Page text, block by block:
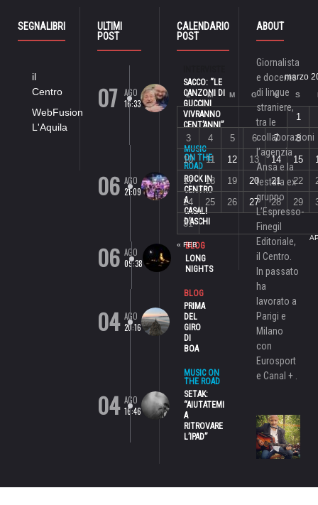
SEGNALIBRI
il
Centro
WebFusion
L'Aquila
ULTIMI
POST
07
AGO
16:33
SACCO: “LE
CANZONI DI
GUCCINI
VIVRANNO
CENT’ANNI”
06 AGO
21:09
MUSIC
ON THE
ROAD
ROCK IN
CENTRO
A
CASALI
D’ASCHI
06 AGO
09:38
BLOG
LONG
NIGHTS
04 AGO
20:16
BLOG
PRIMA
DEL
GIRO
DI
BOA
04 AGO
16:46
MUSIC ON
THE ROAD
SETAK:
“AIUTATEMI
A
RITROVARE
L’IPAD”
CALENDARIO
POST
marzo
L M M G V S
« FEB
1
3
4 5 6 7 8
10
11 12 13 14 15
17
18 19 20 21 22
24
25 26 27 28 29
31
ABOUT
Giornalista
e docente
di lingue
straniere,
tra le
collaborazioni
l’agenzia
Ansa e la
testata ex
gruppo
L’Espresso-
Finegil
Editoriale,
il Centro.
In passato
ha
lavorato a
Parigi e
Milano
con
Eurosport
e Canal + .